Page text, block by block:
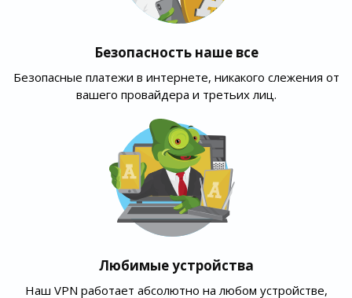
Безопасность наше все
Безопасные платежи в интернете, никакого слежения от
вашего провайдера и третьих лиц.
Любимые устройства
Наш VPN работает абсолютно на любом устройстве,